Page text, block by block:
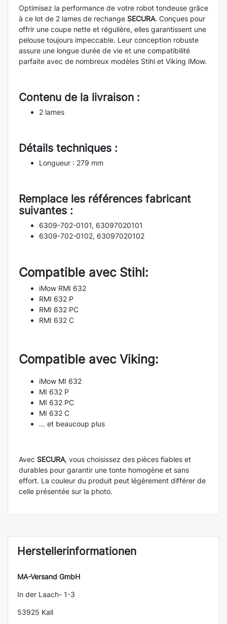
Optimisez la performance de votre robot tondeuse grâce
à ce lot de 2 lames de rechange SECURA. Conçues pour
offrir une coupe nette et régulière, elles garantissent une
pelouse toujours impeccable. Leur conception robuste
assure une longue durée de vie et une compatibilité
parfaite avec de nombreux modèles Stihl et Viking iMow.
Contenu de la livraison :
2 lames
Détails techniques :
Longueur : 279 mm
Remplace les références fabricant
suivantes :
6309-702-0101, 63097020101
6309-702-0102, 63097020102
Compatible avec Stihl:
iMow RMI 632
RMI 632 P
RMI 632 PC
RMI 632 C
Compatible avec Viking:
iMow MI 632
MI 632 P
MI 632 PC
MI 632 C
... et beaucoup plus
Avec SECURA, vous choisissez des pièces fiables et
durables pour garantir une tonte homogène et sans
effort. La couleur du produit peut légèrement différer de
celle présentée sur la photo.
Herstellerinformationen
MA-Versand GmbH
In der Laach- 1-3
53925 Kall